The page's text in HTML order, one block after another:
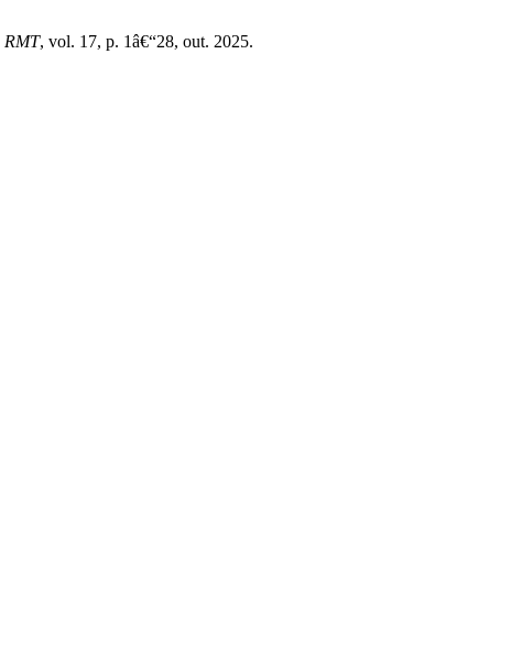
RMT, vol. 17, p. 1â€“28, out. 2025.